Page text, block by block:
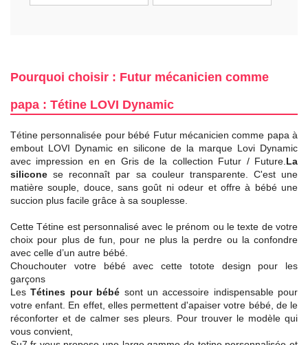
Pourquoi choisir : Futur mécanicien comme
papa : Tétine LOVI Dynamic
Tétine personnalisée pour bébé Futur mécanicien comme papa à
embout LOVI Dynamic en silicone de la marque Lovi Dynamic
avec impression en en Gris de la collection Futur / Future. La
siliconese reconnaît par sa couleur transparente. C'est une
matière souple, douce, sans goût ni odeur et offre à bébé une
succion plus facile grâce à sa souplesse.
Cette Tétine est personnalisé avec le prénom ou le texte de votre
choix pour plus de fun, pour ne plus la perdre ou la confondre
avec celle d’un autre bébé.
Chouchouter votre bébé avec cette totote design pour les
garçons
LesTétines pour bébé sont un accessoire indispensable pour
votre enfant. En effet, elles permettent d'apaiser votre bébé, de le
réconforter et de calmer ses pleurs. Pour trouver le modèle qui
vous convient,